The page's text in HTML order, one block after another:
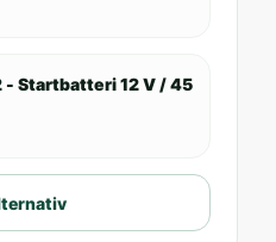
- Startbatteri 12 V / 45